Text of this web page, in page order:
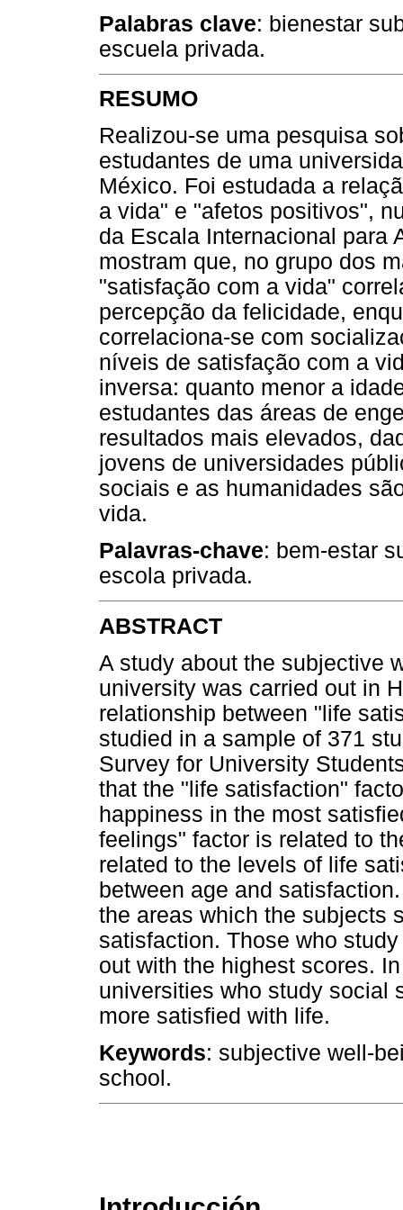
Palabras clave: bienestar
escuela privada.
RESUMO
Realizou-se uma pesquisa
estudantes de uma
México. Foi estudada a
a vida" e "afetos positivos",
da Escala Internacional para
mostram que, no grupo dos
"satisfação com a vida"
percepção da felicidade,
correlaciona-se com
níveis de satisfação com a
inversa: quanto menor a
estudantes das áreas de
resultados mais elevados,
jovens de universidades
sociais e as humanidades
vida.
Palavras-chave: bem-estar
escola privada.
ABSTRACT
A study about the subjective
university was carried out in
relationship between "life
studied in a sample of 371
Survey for University
that the "life satisfaction"
happiness in the most
feelings" factor is related to
related to the levels of life
between age and
the areas which the subjects
satisfaction. Those who
out with the highest scores.
universities who study social
more satisfied with life.
Keywords: subjective well-
school.